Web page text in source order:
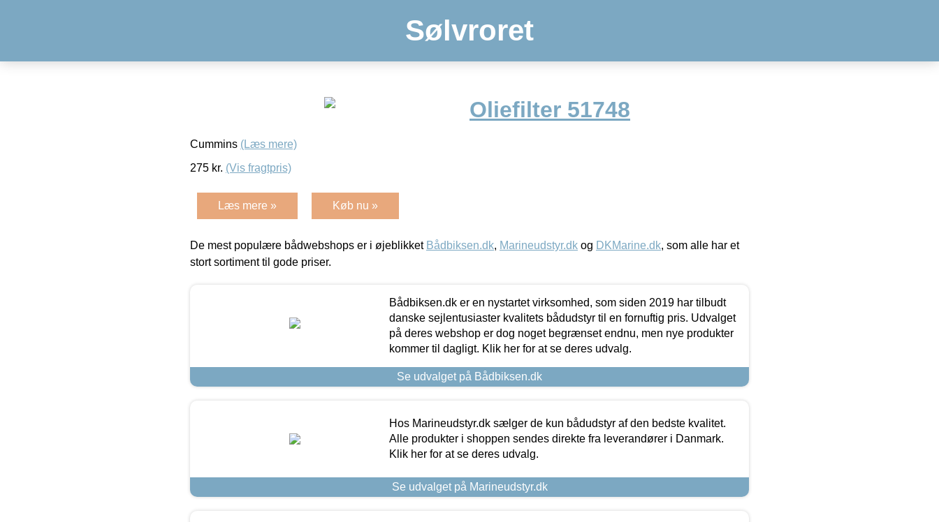
Sølvroret
Oliefilter 51748
Cummins (Læs mere)
275 kr. (Vis fragtpris)
Læs mere » Køb nu »
De mest populære bådwebshops er i øjeblikket Bådbiksen.dk, Marineudstyr.dk og DKMarine.dk, som alle har et
stort sortiment til gode priser.
Bådbiksen.dk er en nystartet virksomhed, som siden 2019 har tilbudt
danske sejlentusiaster kvalitets bådudstyr til en fornuftig pris. Udvalget
på deres webshop er dog noget begrænset endnu, men nye produkter
kommer til dagligt. Klik her for at se deres udvalg.
Se udvalget på Bådbiksen.dk
Hos Marineudstyr.dk sælger de kun bådudstyr af den bedste kvalitet.
Alle produkter i shoppen sendes direkte fra leverandører i Danmark.
Klik her for at se deres udvalg.
Se udvalget på Marineudstyr.dk